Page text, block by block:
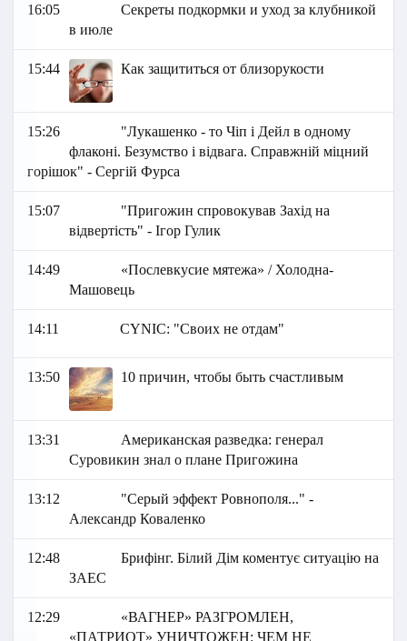
16:05
Секреты подкормки и уход за клубникой
в июле
15:44 Как защититься от близорукости
15:26
"Лукашенко - то Чіп і Дейл в одному
флаконі. Безумство і відвага. Справжній міцний
горішок" - Сергій Фурса
15:07
"Пригожин спровокував Захід на
відвертість" - Ігор Гулик
14:49
«Послевкусие мятежа» / Холодна-
Машовець
14:11 СYNIC: "Своих не отдам"
13:50 10 причин, чтобы быть счастливым
13:31
Американская разведка: генерал
Суровикин знал о плане Пригожина
13:12
"Серый эффект Ровнополя..." -
Александр Коваленко
12:48
Брифінг. Білий Дім коментує ситуацію на
ЗАЕС
12:29
«ВАГНЕР» РАЗГРОМЛЕН,
«ПАТРИОТ» УНИЧТОЖЕН: ЧЕМ НЕ